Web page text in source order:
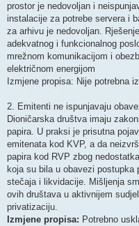
prostor je nedovoljan i
instalacije za potrebe servera i
za arhivu je nedovoljan.
adekvatnog i funkcionalnog
mrežnom komunikacijom i
električnom energijom
Izmjene propisa: Nije potrebna
2. Emitenti ne ispunjavaju
Dioničarska društva imaju
papira. U praksi je prisutna
emitenata kod KVP, a da
papira kod RVP zbog
koja su bila u obavezi
stečaja i likvidacije. Mišljenja
ovih društava u aktivnijem
privatizaciju.
Izmjene propisa: Potrebno